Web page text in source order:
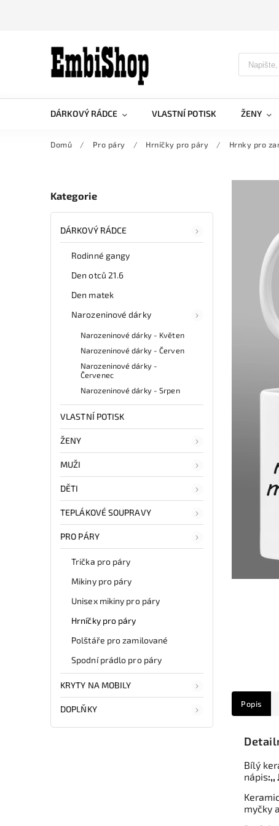
DÁRKOVÝ RÁDCE VLASTNÍ POTISK ŽENY
Domů / Pro páry / Hrníčky pro páry / Hrnky pro
Kategorie
DÁRKOVÝ RÁDCE
Rodinné gangy
Den otců 21.6
Den matek
Narozeninové dárky
Narozeninové dárky - Květen
Narozeninové dárky - Červen
Narozeninové dárky -
Červenec
Narozeninové dárky - Srpen
VLASTNÍ POTISK
ŽENY
MUŽI
DĚTI
TEPLÁKOVÉ SOUPRAVY
PRO PÁRY
Trička pro páry
Mikiny pro páry
Unisex mikiny pro páry
Hrníčky pro páry
Polštáře pro zamilované
Spodní prádlo pro páry
KRYTY NA MOBILY
DOPLŇKY Popis
Bílý
nápis:,,
myčky